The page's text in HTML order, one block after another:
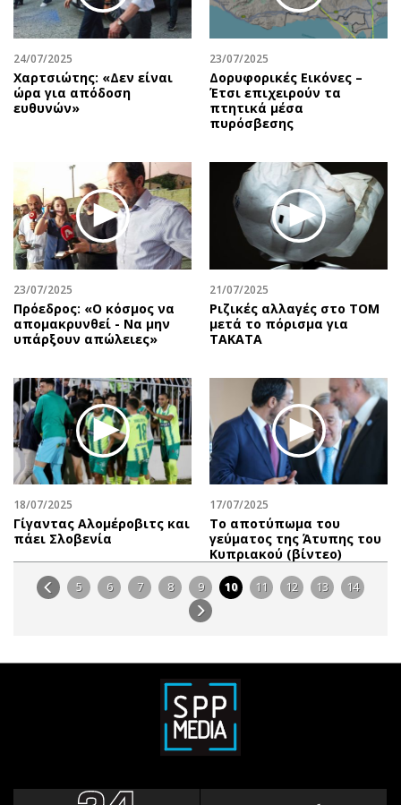
24/07/2025
Χαρτσιώτης: «Δεν είναι
ώρα για απόδοση
ευθυνών»
23/07/2025
Δορυφορικές Εικόνες –
Έτσι επιχειρούν τα
πτητικά μέσα
πυρόσβεσης
23/07/2025
Πρόεδρος: «Ο κόσμος να
απομακρυνθεί - Να μην
υπάρξουν απώλειες»
21/07/2025
Ριζικές αλλαγές στο ΤΟΜ
μετά το πόρισμα για
TAKATA
18/07/2025
Γίγαντας Αλομέροβιτς και
πάει Σλοβενία
17/07/2025
Το αποτύπωμα του
γεύματος της Άτυπης του
Κυπριακού (βίντεο)
5 6 7 8 9 10 11 12 13 14